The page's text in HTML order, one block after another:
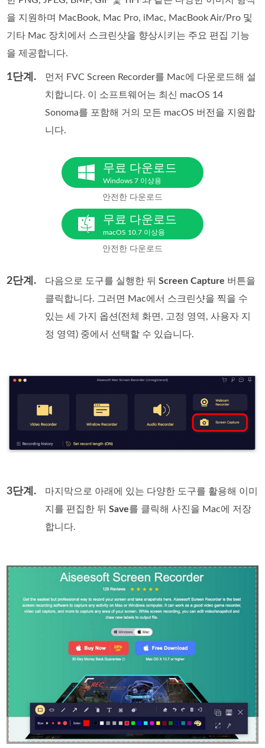
을 지원하며 MacBook, Mac Pro, iMac, MacBook Air/Pro 및
기타 Mac 장치에서 스크린샷을 향상시키는 주요 편집 기능
을 제공합니다.
1단계.
먼저 FVC Screen Recorder를 Mac에 다운로드해 설
치합니다. 이 소프트웨어는 최신 macOS 14
Sonoma를 포함해 거의 모든 macOS 버전을 지원합
니다.
무료 다운로드
Windows 7 이상용
안전한 다운로드
무료 다운로드
macOS 10.7 이상용
안전한 다운로드
2단계. 다음으로 도구를 실행한 뒤Screen Capture 버튼을
클릭합니다. 그러면 Mac에서 스크린샷을 찍을 수
있는 세 가지 옵션(전체 화면, 고정 영역, 사용자 지
정 영역) 중에서 선택할 수 있습니다.
3단계.
마지막으로 아래에 있는 다양한 도구를 활용해 이미
지를 편집한 뒤Save를 클릭해 사진을 Mac에 저장
합니다.